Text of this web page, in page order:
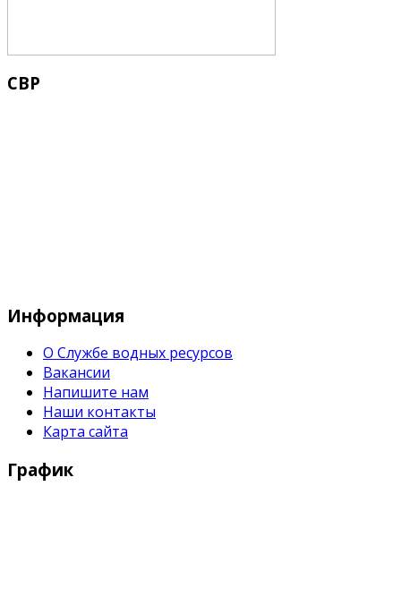
СВР
Информация
О Службе водных ресурсов
Вакансии
Напишите нам
Наши контакты
Карта сайта
График